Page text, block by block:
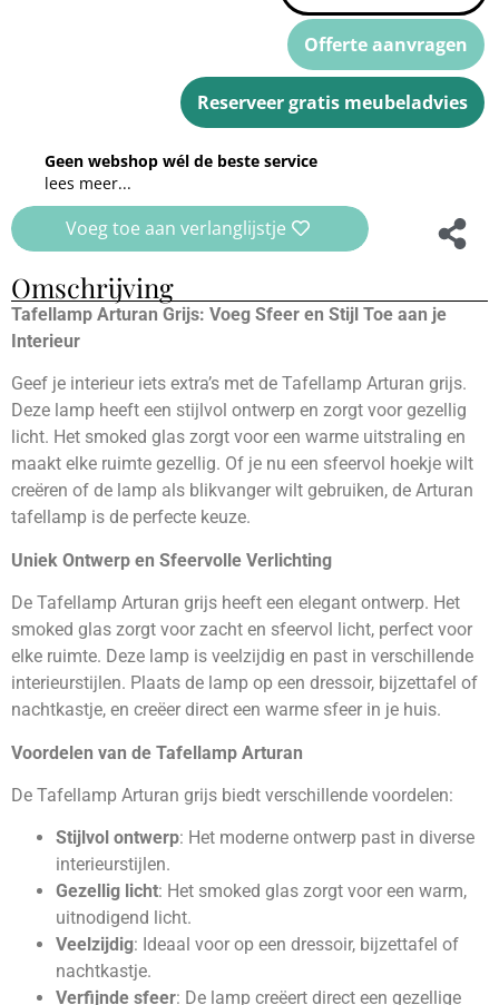
Offerte aanvragen
Reserveer gratis meubeladvies
Geen webshop wél de beste service
lees meer...
Voeg toe aan verlanglijstje
Omschrijving
Tafellamp Arturan Grijs: Voeg Sfeer en Stijl Toe aan je
Interieur
Geef je interieur iets extra’s met de Tafellamp Arturan grijs.
Deze lamp heeft een stijlvol ontwerp en zorgt voor gezellig
licht. Het smoked glas zorgt voor een warme uitstraling en
maakt elke ruimte gezellig. Of je nu een sfeervol hoekje wilt
creëren of de lamp als blikvanger wilt gebruiken, de Arturan
tafellamp is de perfecte keuze.
Uniek Ontwerp en Sfeervolle Verlichting
De Tafellamp Arturan grijs heeft een elegant ontwerp. Het
smoked glas zorgt voor zacht en sfeervol licht, perfect voor
elke ruimte. Deze lamp is veelzijdig en past in verschillende
interieurstijlen. Plaats de lamp op een dressoir, bijzettafel of
nachtkastje, en creëer direct een warme sfeer in je huis.
Voordelen van de Tafellamp Arturan
De Tafellamp Arturan grijs biedt verschillende voordelen:
Stijlvol ontwerp: Het moderne ontwerp past in diverse
interieurstijlen.
Gezellig licht: Het smoked glas zorgt voor een warm,
uitnodigend licht.
Veelzijdig: Ideaal voor op een dressoir, bijzettafel of
nachtkastje.
Verfijnde sfeer: De lamp creëert direct een gezellige